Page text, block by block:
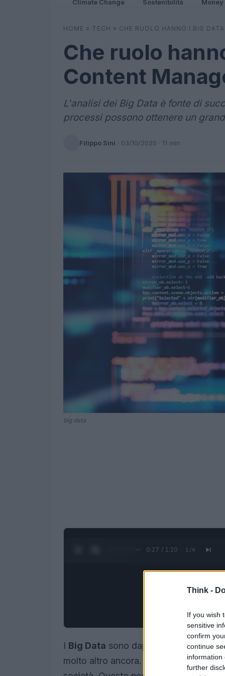
Think -
If you wish
sensitive
confirm
continue
information
further
Climate Change Sostenibilità Money
HOME » TECH » CHE RUOLO HANNO I BIG
Che ruolo
Content
L'analisi dei Big Data è fonte di
processi possono ottenere un
Filippo Sini · 03/10/2020 · 11 min
big data
0:28 / 1:20 1 /4
I Big Data sono dappertutto: gestione
molto altro ancora. Hanno un impatto